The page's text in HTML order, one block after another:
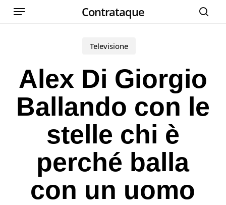
Skip
Contrataque
Menu
Televisione
Alex Di Giorgio
Ballando con le
stelle chi è
perché balla
con un uomo